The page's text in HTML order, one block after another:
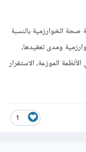
الخوارزمية بالنسبة
ومدى تعقيدها،
الموزعة، الاستقرار
1